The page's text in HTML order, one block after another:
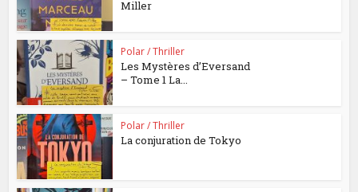
Miller
Polar / Thriller
Les Mystères d’Eversand
– Tome 1 La...
Polar / Thriller
La conjuration de Tokyo